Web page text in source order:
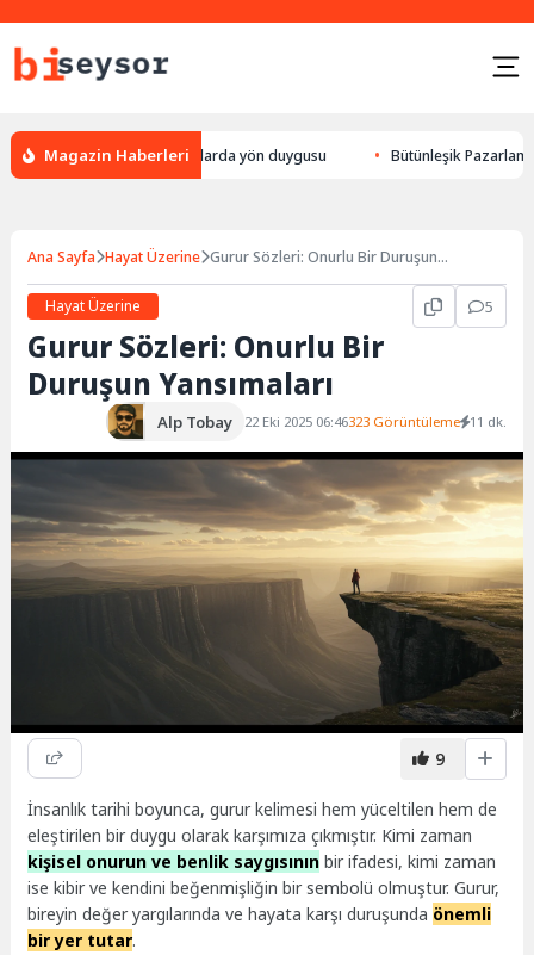
Magazin Haberleri
bulması, hayvanlarda yön duygusu Bütünleşik Pazarlama:
Ana Sayfa Hayat Üzerine Gurur Sözleri: Onurlu Bir Duruşun
Hayat Üzerine
5
Gurur Sözleri: Onurlu Bir
Duruşun Yansımaları
Alp Tobay 22 Eki 2025 06:46323 Görüntüleme 11 dk.
9
İnsanlık tarihi boyunca, gurur kelimesi hem yüceltilen hem de
eleştirilen bir duygu olarak karşımıza çıkmıştır. Kimi zaman
kişisel onurun ve benlik saygısının bir ifadesi, kimi zaman
ise kibir ve kendini beğenmişliğin bir sembolü olmuştur. Gurur,
bireyin değer yargılarında ve hayata karşı duruşunda önemli
bir yer tutar.